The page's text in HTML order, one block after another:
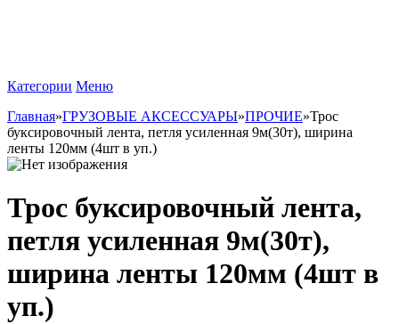
Категории Меню
Главная»ГРУЗОВЫЕ АКСЕССУАРЫ»ПРОЧИЕ»Трос
буксировочный лента, петля усиленная 9м(30т), ширина
ленты 120мм (4шт в уп.)
Трос буксировочный лента,
петля усиленная 9м(30т),
ширина ленты 120мм (4шт в
уп.)